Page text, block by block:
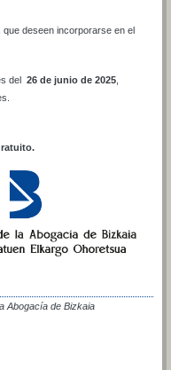
deseen incorporarse en el
del 26 de junio de 2025,
Abogacía de Bizkaia